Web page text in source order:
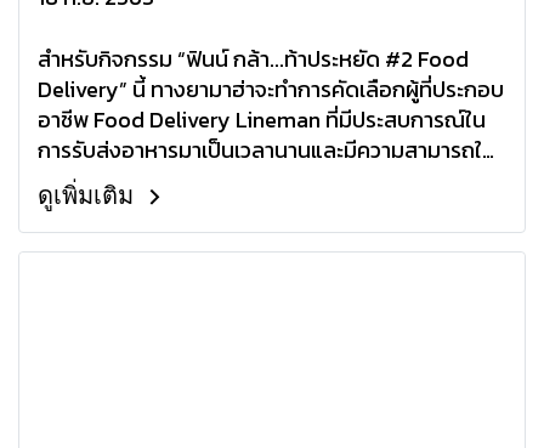
สำหรับกิจกรรม “ฟินน์ กล้า...ท้าประหยัด #2 Food
Delivery” นี้ ทางยามาฮ่าจะทำการคัดเลือกผู้ที่ประกอบ
อาชีพ Food Delivery Lineman ที่มีประสบการณ์ใน
การรับส่งอาหารมาเป็นเวลานานและมีความสามารถใน
การทำยอดต่อวันสูงเข้าร่วมกิจกรรมการแข่งขันจำนวน
5 คน
ดูเพิ่มเติม